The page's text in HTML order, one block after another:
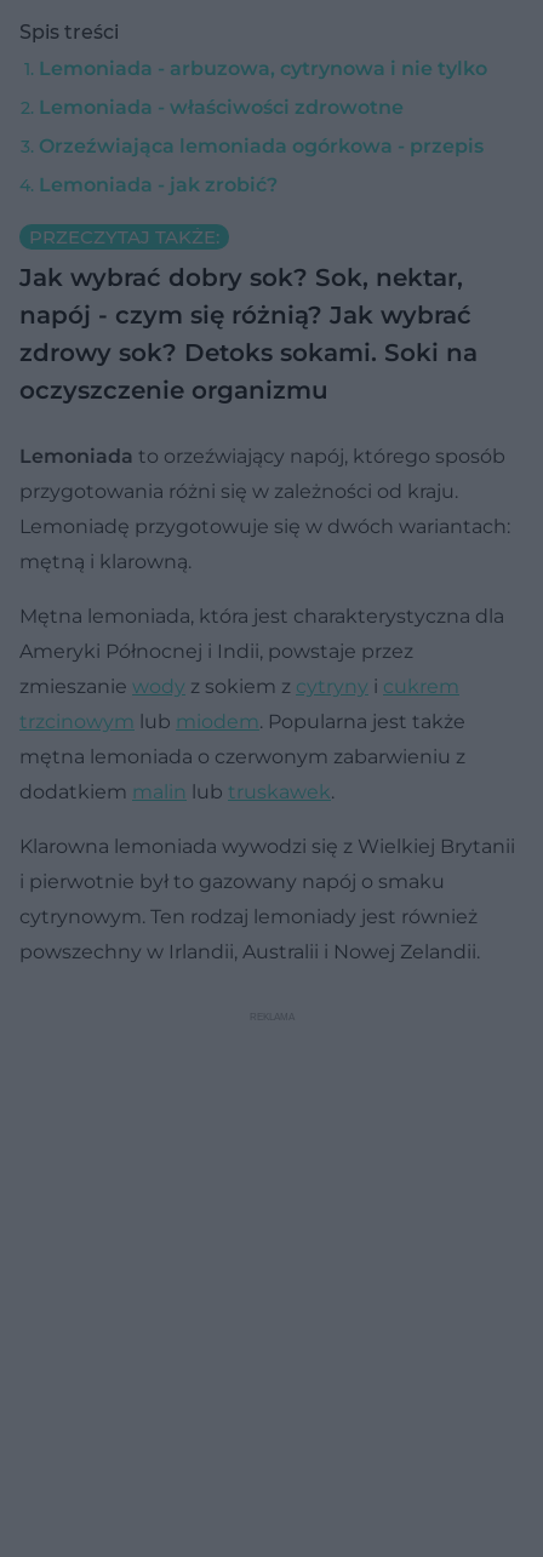
Spis treści
Lemoniada - arbuzowa, cytrynowa i nie tylko
Lemoniada - właściwości zdrowotne
Orzeźwiająca lemoniada ogórkowa - przepis
Lemoniada - jak zrobić?
PRZECZYTAJ TAKŻE:
Jak wybrać dobry sok? Sok, nektar,
napój - czym się różnią? Jak wybrać
zdrowy sok? Detoks sokami. Soki na
oczyszczenie organizmu
Lemoniada to orzeźwiający napój, którego sposób
przygotowania różni się w zależności od kraju.
Lemoniadę przygotowuje się w dwóch wariantach:
mętną i klarowną.
Mętna lemoniada, która jest charakterystyczna dla
Ameryki Północnej i Indii, powstaje przez
zmieszanie wody z sokiem z cytryny i cukrem
trzcinowym lub miodem. Popularna jest także
mętna lemoniada o czerwonym zabarwieniu z
dodatkiem malin lub truskawek.
Klarowna lemoniada wywodzi się z Wielkiej Brytanii
i pierwotnie był to gazowany napój o smaku
cytrynowym. Ten rodzaj lemoniady jest również
powszechny w Irlandii, Australii i Nowej Zelandii.